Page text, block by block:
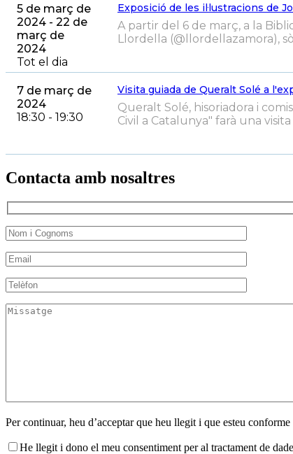
Exposició de les il·lustracions de
5 de març de
2024 - 22 de
març de
2024
Tot el dia
A partir del 6 de març, a la
Llordella (@llordellazamora),
Visita guiada de Queralt Solé a
7 de març de
2024
18:30 - 19:30
Queralt Solé, hisoriadora i
Civil a Catalunya" farà una visita
Contacta amb nosaltres
Per continuar, heu d’acceptar que heu llegit i que esteu
He llegit i dono el meu consentiment per al tractament de